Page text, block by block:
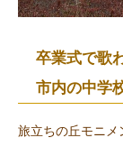
卒業式で歌
市内の中学
旅立ちの丘モニメ